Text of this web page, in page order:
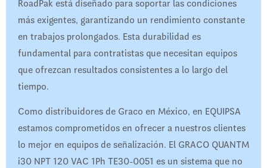
RoadPak está diseñado para soportar las condiciones
más exigentes, garantizando un rendimiento constante
en trabajos prolongados. Esta durabilidad es
fundamental para contratistas que necesitan equipos
que ofrezcan resultados consistentes a lo largo del
tiempo.
Como distribuidores de Graco en México, en EQUIPSA
estamos comprometidos en ofrecer a nuestros clientes
lo mejor en equipos de señalización. El GRACO QUANTM
i30 NPT 120 VAC 1Ph TE30-0051 es un sistema que no